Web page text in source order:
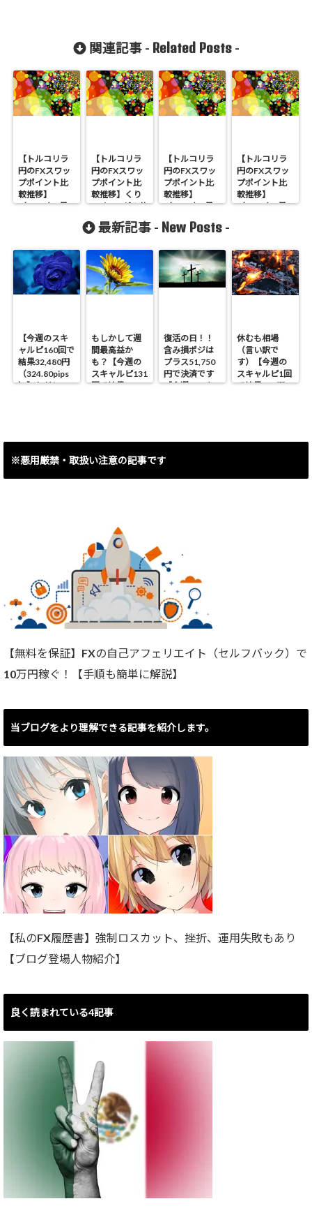
関連記事 - Related Posts-
【トルコリラ
円のFXスワッ
プポイント比
較推移】
（2019年5月
【トルコリラ
円のFXスワッ
プポイント比
較推移】くり
っく365が１位
です（2020年
4月20日から4
【トルコリラ
円のFXスワッ
プポイント比
較推移】
（2019年2月
日実績）
【トルコリラ
円のFXスワッ
プポイント比
較推移】
（2019年1月
最新記事 - New Posts -
【今週のスキ
ャルピ160回で
結果32,480円
（324.80pips
）】ただしス
もしかして週
間最高益か
も？【今週の
スキャルピ131
回で結果
復活の日！！
含み損ポジは
プラス51,750
円で決済です
【今週のスキ
休むも相場
（言い訳で
す）【今週の
スキャルピ1回
で結果460円
※悪用厳禁・取扱い注意の記事です
【無料を保証】FXの自己アフェリエイト（セルフバック）で
10万円稼ぐ！【手順も簡単に解説】
当ブログをより理解できる記事を紹介します。
【私のFX履歴書】強制ロスカット、挫折、運用失敗もあり
【ブログ登場人物紹介】
良く読まれている4記事